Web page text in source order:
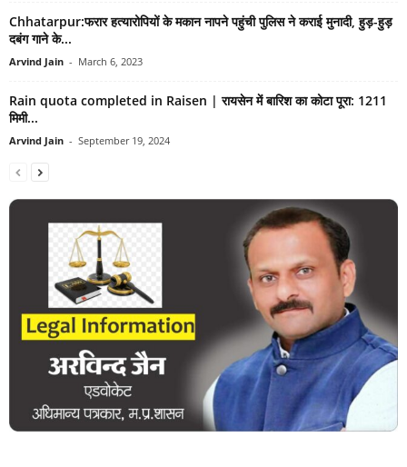
Chhatarpur:फरार हत्यारोपियों के मकान नापने पहुंची पुलिस ने कराई मुनादी, हुड़-हुड़
दबंग गाने के...
Arvind Jain - March 6, 2023
Rain quota completed in Raisen | रायसेन में बारिश का कोटा पूरा: 1211
मिमी...
Arvind Jain - September 19, 2024